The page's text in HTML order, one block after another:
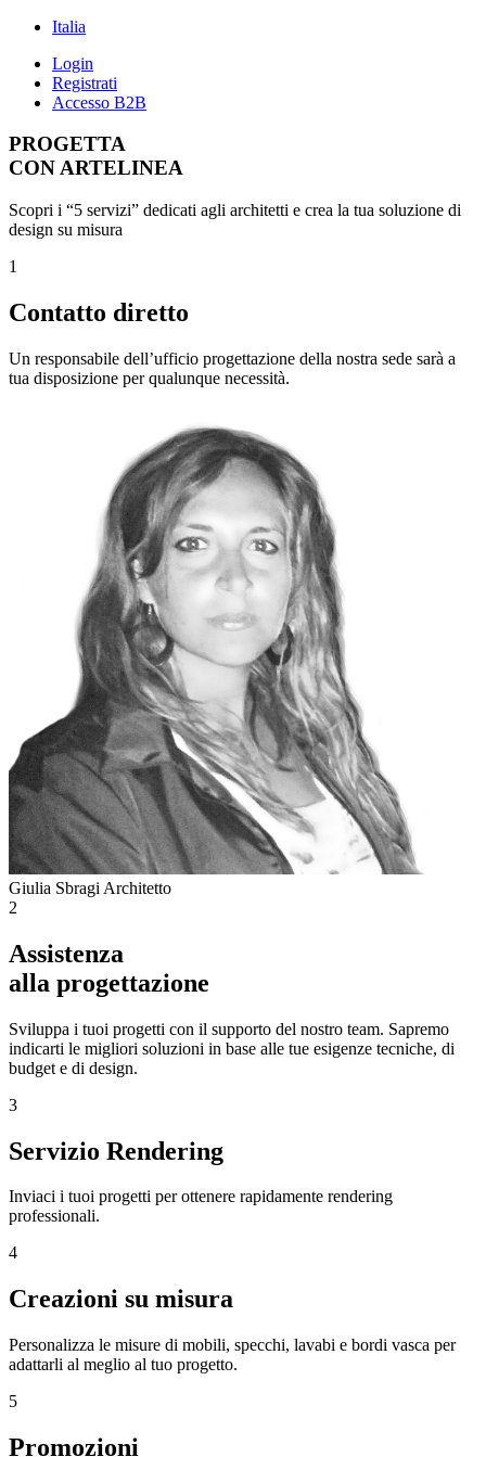
Italia
Login
Registrati
Accesso B2B
PROGETTA
CON ARTELINEA
Scopri i “5 servizi” dedicati agli architetti e crea la tua soluzione di
design su misura
1
Contatto diretto
Un responsabile dell’ufficio progettazione della nostra sede sarà a
tua disposizione per qualunque necessità.
Giulia Sbragi Architetto
2
Assistenza
alla progettazione
Sviluppa i tuoi progetti con il supporto del nostro team. Sapremo
indicarti le migliori soluzioni in base alle tue esigenze tecniche, di
budget e di design.
3
Servizio Rendering
Inviaci i tuoi progetti per ottenere rapidamente rendering
professionali.
4
Creazioni su misura
Personalizza le misure di mobili, specchi, lavabi e bordi vasca per
adattarli al meglio al tuo progetto.
5
Promozioni